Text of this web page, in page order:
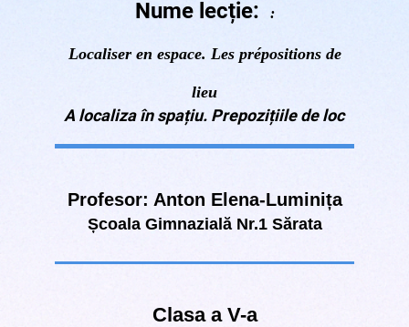
Nume lecție: :
Localiser en espace. Les prépositions de
lieu
A localiza în spațiu. Prepozițiile de loc
Profesor: Anton Elena-Luminița
Școala Gimnazială Nr.1 Sărata
Clasa a V-a